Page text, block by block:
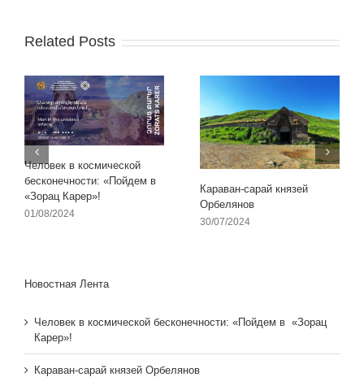
Related Posts
Человек в космической
бесконечности: «Пойдем в
«Зорац Карер»!
01/08/2024
Караван-сарай князей
Орбелянов
30/07/2024
Новостная Лента
Человек в космической бесконечности: «Пойдем в «Зорац
Карер»!
Караван-сарай князей Орбелянов